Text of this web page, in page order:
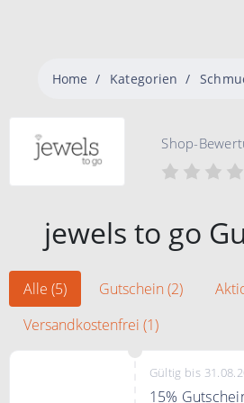
Home Kategorien
Shop-
jewels to go
Alle (5) Gutschein (2)
Versandkostenfrei (1)
Gültig bis
15%